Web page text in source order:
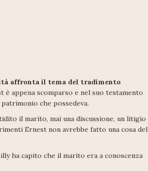
affronta il tema del tradimento
è appena scomparso e nel suo testamento
che possedeva.
il marito, mai una discussione, un litigio
Ernest non avrebbe fatto una cosa del
ha capito che il marito era a conoscenza